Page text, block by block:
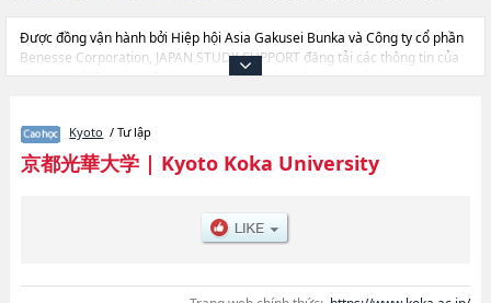
Được đồng vận hành bởi Hiệp hội Asia Gakusei Bunka và Công ty cổ phần
Benesse Corporation, JAPAN STUDY SUPPORT đăng tải các thông tin của
khoảng 1.300 trường đại học, cao học, trường đại học ngắn hạn, trường
cần thiết dành cho du học sinh, như là về các Graduate School of
PsychologyhoặcGraduate School of Nursing Science, thông tin về từng
khoa nghiên cứu, thông tin liên quan đến thi tuyển như số lượng tuyển
Kyoto / Tư lập
京都光華大学| Kyoto Koka University